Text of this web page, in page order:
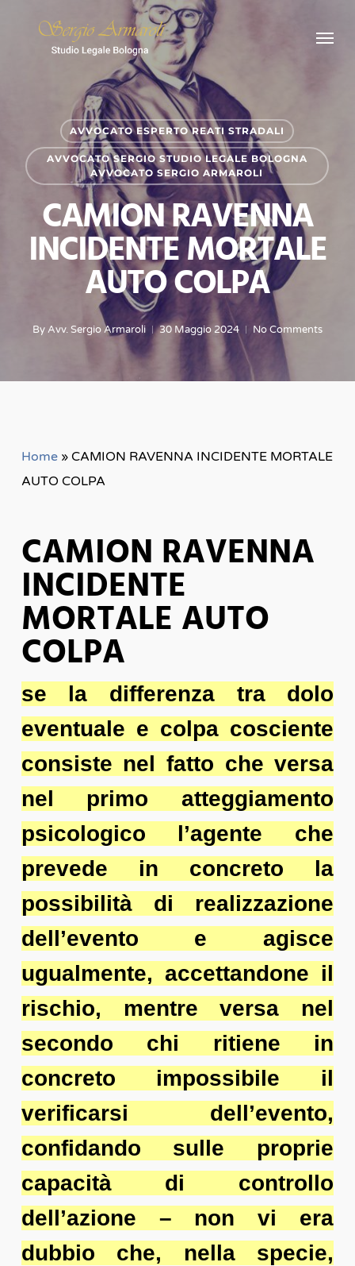
Menu
AVVOCATO ESPERTO REATI STRADALI
AVVOCATO SERGIO STUDIO LEGALE BOLOGNA
AVVOCATO SERGIO ARMAROLI
CAMION RAVENNA
INCIDENTE MORTALE
AUTO COLPA
ByAvv. Sergio Armaroli 30 Maggio 2024 No Comments
Home» CAMION RAVENNA INCIDENTE MORTALE
AUTO COLPA
CAMION RAVENNA
INCIDENTE
MORTALE AUTO
COLPA
se la differenza tra dolo
eventuale e colpa cosciente
consiste nel fatto che versa
nel primo atteggiamento
psicologico l’agente che
prevede in concreto la
possibilità di realizzazione
dell’evento e agisce
ugualmente, accettandone il
rischio, mentre versa nel
secondo chi ritiene in
concreto impossibile il
verificarsi dell’evento,
confidando sulle proprie
capacità di controllo
dell’azione – non vi era
dubbio che, nella specie,